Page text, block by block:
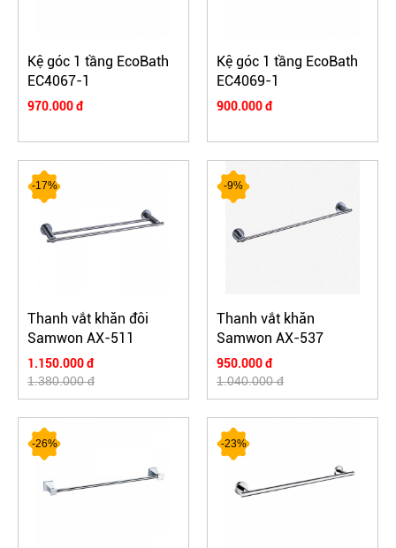
Kệ góc 1 tầng EcoBath
EC4067-1
970.000 đ
Kệ góc 1 tầng EcoBath
EC4069-1
900.000 đ
-17%
Thanh vắt khăn đôi
Samwon AX-511
1.150.000 đ
1.380.000 đ
-9%
Thanh vắt khăn
Samwon AX-537
950.000 đ
1.040.000 đ
-26% -23%